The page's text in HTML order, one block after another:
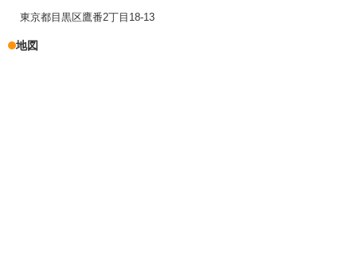
東京都目黒区鷹番2丁目18-13
地図